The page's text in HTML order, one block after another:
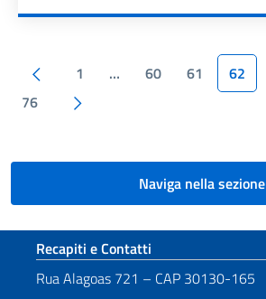
Paginazione
Pagina precedente
1 … 60 61 62
76
Naviga nella sezione
Sezione footer
Recapiti e Contatti
Rua Alagoas 721 – CAP 30130-165